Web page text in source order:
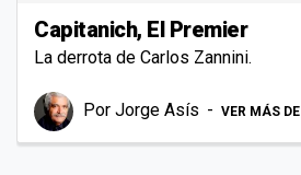
Capitanich, El Premier
La derrota de Carlos Zannini.
Por Jorge Asís VER MÁS DE